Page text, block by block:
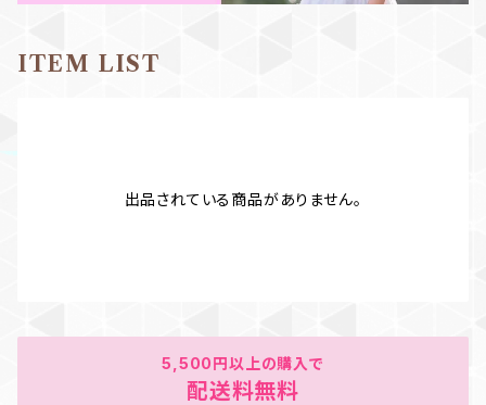
ITEM LIST
出品されている商品がありません。
5,500円以上の購入で
配送料無料